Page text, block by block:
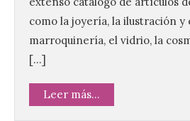
como la joyería, la ilustración y
marroquinería, el vidrio, la
[…]
Leer más...